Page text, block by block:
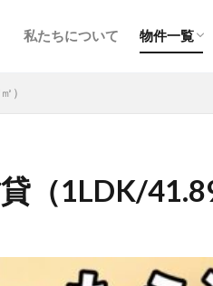
私たちについて 物件一覧
）
（1LDK/